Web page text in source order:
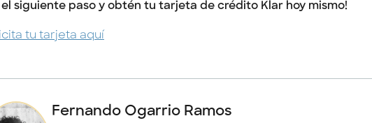
el siguiente paso y obtén tu tarjeta de crédito Klar hoy mismo!
tu tarjeta aquí
Fernando Ogarrio Ramos